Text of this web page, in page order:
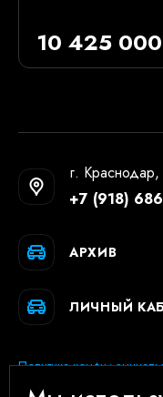
10 425
г.
+7 (918)
АРХИВ
ЛИЧНЫЙ
Политика